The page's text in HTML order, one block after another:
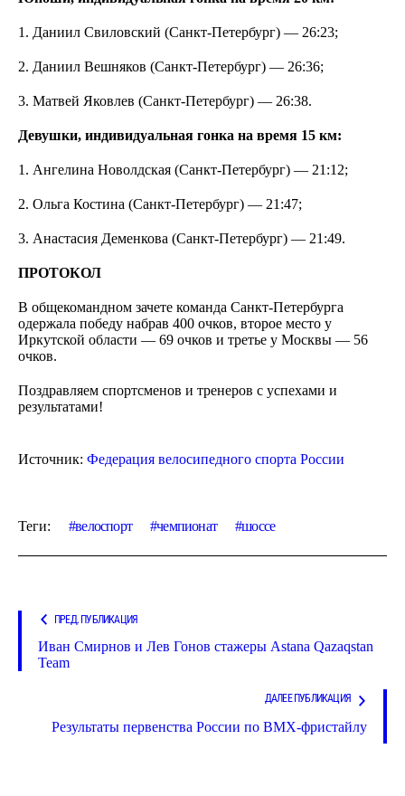
1. Даниил Свиловский (Санкт-Петербург) — 26:23;
2. Даниил Вешняков (Санкт-Петербург) — 26:36;
3. Матвей Яковлев (Санкт-Петербург) — 26:38.
Девушки, индивидуальная гонка на время 15 км:
1. Ангелина Новолдская (Санкт-Петербург) — 21:12;
2. Ольга Костина (Санкт-Петербург) — 21:47;
3. Анастасия Деменкова (Санкт-Петербург) — 21:49.
ПРОТОКОЛ
В общекомандном зачете команда Санкт-Петербурга
одержала победу набрав 400 очков, второе место у
Иркутской области — 69 очков и третье у Москвы — 56
очков.
Поздравляем спортсменов и тренеров с успехами и
результатами!
Источник: Федерация велосипедного спорта России
Теги: велоспорт чемпионат шоссе
ПРЕД. ПУБЛИКАЦИЯ
Иван Смирнов и Лев Гонов стажеры Astana Qazaqstan
Team
ДАЛЕЕ ПУБЛИКАЦИЯ
Результаты первенства России по BMX-фристайлу